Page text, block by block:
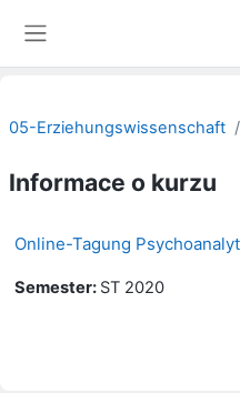
05-Erziehungswissenschaft
Informace o kurzu
Online-Tagung
Semester: ST 2020